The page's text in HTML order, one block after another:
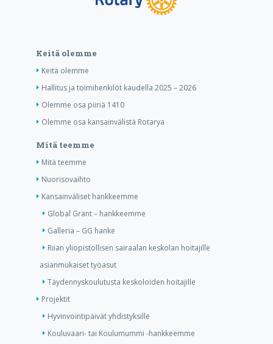
Keitä olemme
Keitä olemme
Hallitus ja toimihenkilöt kaudella 2025 – 2026
Olemme osa piiriä 1410
Olemme osa kansainvälistä Rotarya
Mitä teemme
Mitä teemme
Nuorisovaihto
Kansainväliset hankkeemme
Global Grant – hankkeemme
Galleria – GG hanke
Riian yliopistollisen sairaalan keskolan hoitajille
asianmukaiset työasut
Täydennyskoulutusta keskoloiden hoitajille
Projektit
Hyvinvointipäivät yhdistyksille
Kouluvaari- tai Koulumummi -hankkeemme